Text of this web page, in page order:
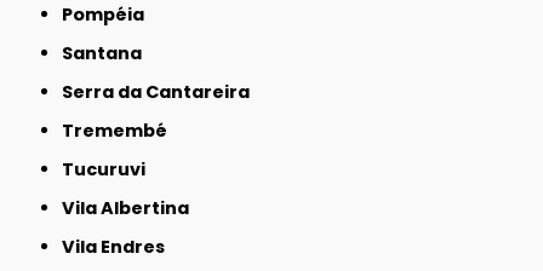
Pompéia
Santana
Serra da Cantareira
Tremembé
Tucuruvi
Vila Albertina
Vila Endres